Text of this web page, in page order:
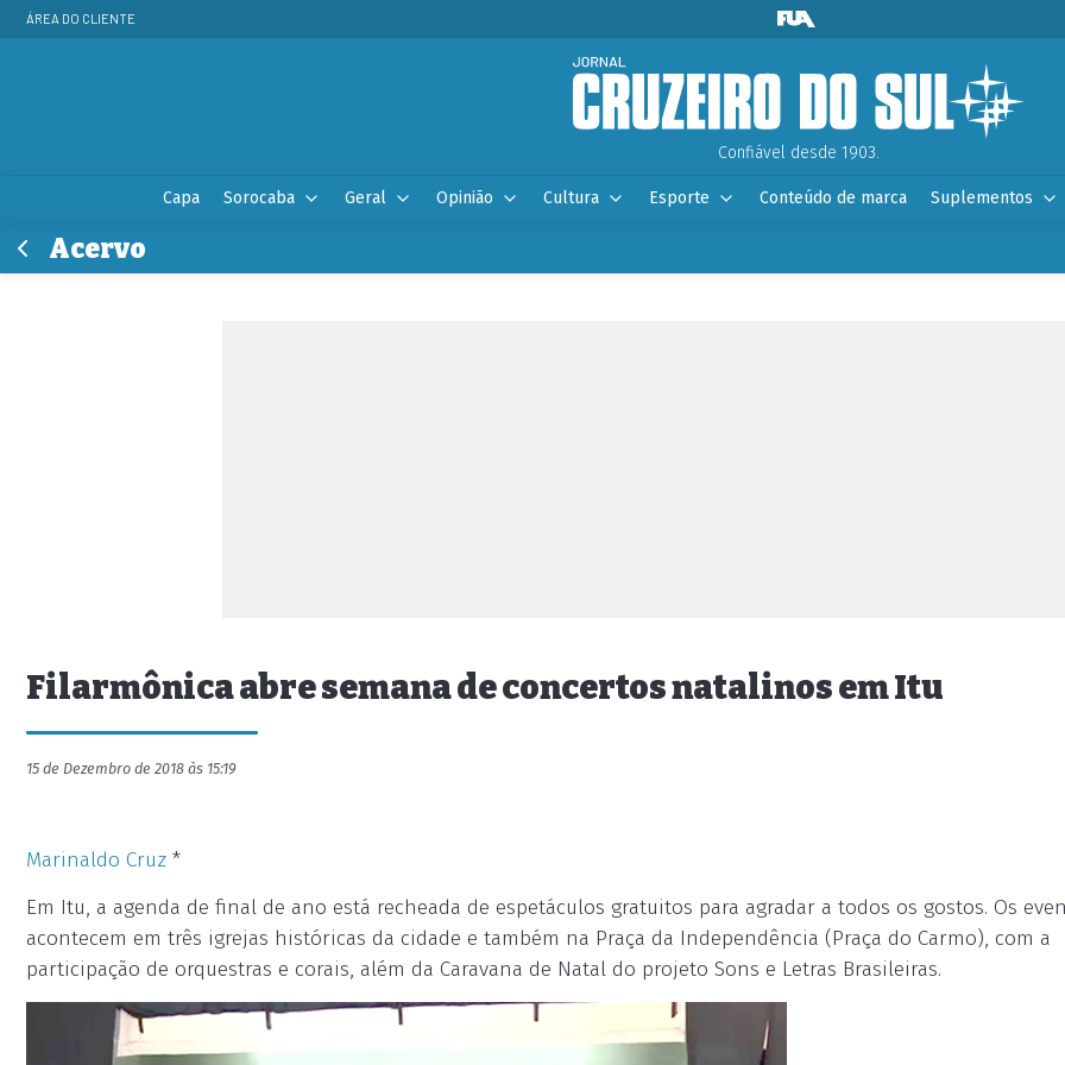
ÁREA DO CLIENTE
Confiável desde 1903.
Capa Sorocaba Geral Opinião Cultura Esporte Conteúdo de marca Suplementos
Acervo
Filarmônica abre semana de concertos natalinos em Itu
15 de Dezembro de 2018 às 15:19
Marinaldo Cruz *
Em Itu, a agenda de final de ano está recheada de espetáculos gratuitos para agradar a todos os gostos. Os
acontecem em três igrejas históricas da cidade e também na Praça da Independência (Praça do Carmo), com a
participação de orquestras e corais, além da Caravana de Natal do projeto Sons e Letras Brasileiras.